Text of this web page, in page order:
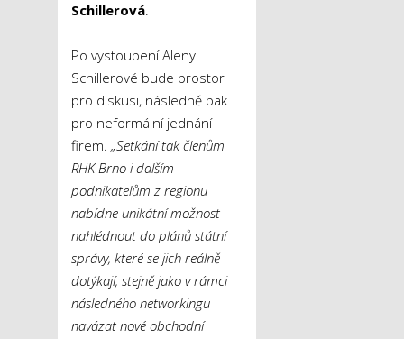
Schillerová.
Po vystoupení Aleny
Schillerové bude prostor
pro diskusi, následně pak
pro neformální jednání
firem. „Setkání tak členům
RHK Brno i dalším
podnikatelům z regionu
nabídne unikátní možnost
nahlédnout do plánů státní
správy, které se jich reálně
dotýkají, stejně jako v rámci
následného networkingu
navázat nové obchodní